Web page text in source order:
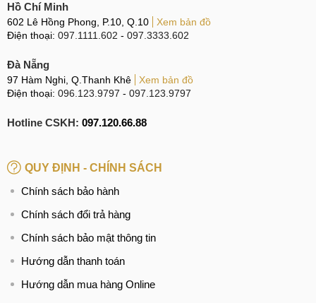
Hồ Chí Minh
602 Lê Hồng Phong, P.10, Q.10
Xem bản đồ
Điện thoại: 097.1111.602 - 097.3333.602
Đà Nẵng
97 Hàm Nghi, Q.Thanh Khê
Xem bản đồ
Điện thoại: 096.123.9797 - 097.123.9797
Hotline CSKH: 097.120.66.88
QUY ĐỊNH - CHÍNH SÁCH
Chính sách bảo hành
Chính sách đổi trả hàng
Chính sách bảo mật thông tin
Hướng dẫn thanh toán
Hướng dẫn mua hàng Online